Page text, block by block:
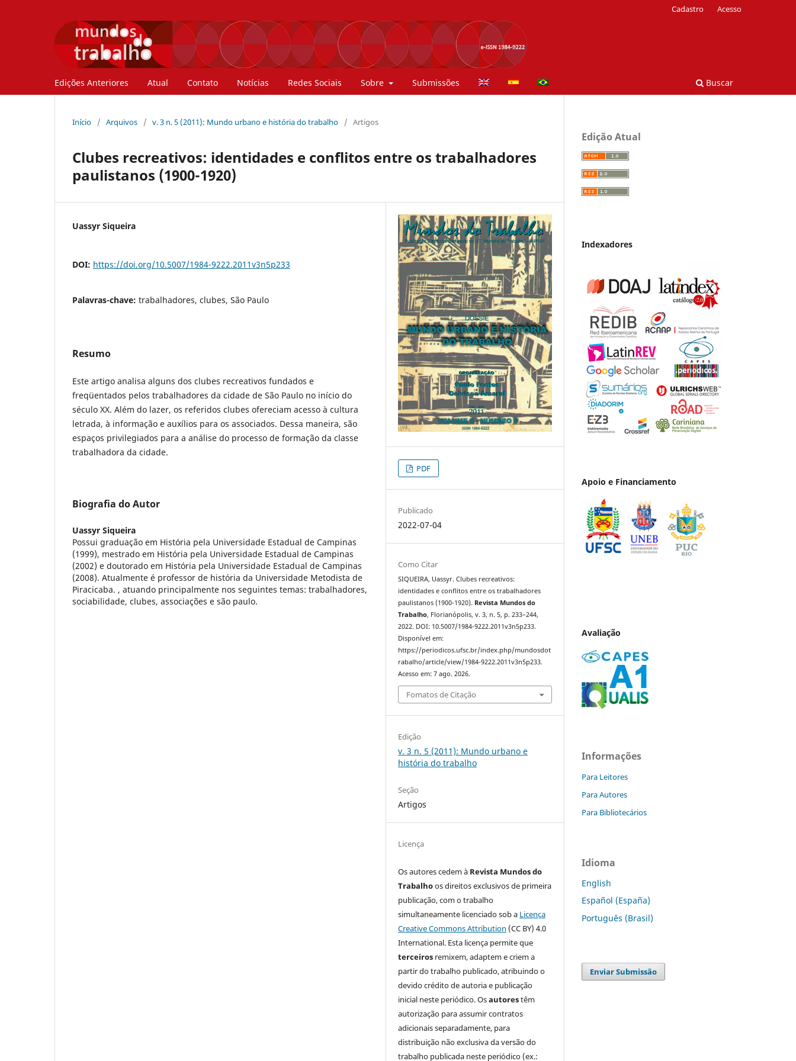
Edições Anteriores Atual Contato Notícias Redes Sociais Sobre Submissões Buscar
Cadastro Acesso
Início / Arquivos / v. 3 n. 5 (2011): Mundo urbano e história do trabalho / Artigos
Clubes recreativos: identidades e conflitos entre os trabalhadores
paulistanos (1900-1920)
Uassyr Siqueira
DOI: https://doi.org/10.5007/1984-9222.2011v3n5p233
Palavras-chave: trabalhadores, clubes, São Paulo
Resumo
Este artigo analisa alguns dos clubes recreativos fundados e
freqüentados pelos trabalhadores da cidade de São Paulo no início do
século XX. Além do lazer, os referidos clubes ofereciam acesso à cultura
letrada, à informação e auxílios para os associados. Dessa maneira, são
espaços privilegiados para a análise do processo de formação da classe
trabalhadora da cidade.
Biografia do Autor
Uassyr Siqueira
Possui graduação em História pela Universidade Estadual de Campinas
(1999), mestrado em História pela Universidade Estadual de Campinas
(2002) e doutorado em História pela Universidade Estadual de Campinas
(2008). Atualmente é professor de história da Universidade Metodista de
Piracicaba. , atuando principalmente nos seguintes temas: trabalhadores,
sociabilidade, clubes, associações e são paulo.
PDF
Publicado
2022-07-04
Como Citar
SIQUEIRA, Uassyr. Clubes recreativos:
identidades e conflitos entre os trabalhadores
paulistanos (1900-1920). Revista Mundos do
Trabalho, Florianópolis, v. 3, n. 5, p. 233–244,
2022. DOI: 10.5007/1984-9222.2011v3n5p233.
Disponível em:
https://periodicos.ufsc.br/index.php/mundosdot
rabalho/article/view/1984-9222.2011v3n5p233.
Acesso em: 7 ago. 2026.
Fomatos de Citação
Edição
v. 3 n. 5 (2011): Mundo urbano e
história do trabalho
Seção
Artigos
Licença
Os autores cedem à Revista Mundos do
Trabalhoos direitos exclusivos de primeira
publicação, com o trabalho
simultaneamente licenciado sob a Licença
Creative Commons Attribution (CC BY) 4.0
International. Esta licença permite que
terceiros remixem, adaptem e criem a
partir do trabalho publicado, atribuindo o
devido crédito de autoria e publicação
inicial neste periódico. Osautorestêm
autorização para assumir contratos
adicionais separadamente, para
distribuição não exclusiva da versão do
trabalho publicada neste periódico (ex.:
Edição Atual
Indexadores
Apoio e Financiamento
Avaliação
Informações
Para Leitores
Para Autores
Para Bibliotecários
Idioma
English
Español (España)
Português (Brasil)
Enviar Submissão